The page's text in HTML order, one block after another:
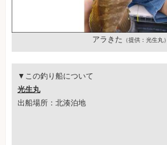
アラきた （提供：光生丸）
▼この釣り船について
光生丸
出船場所：北湊泊地